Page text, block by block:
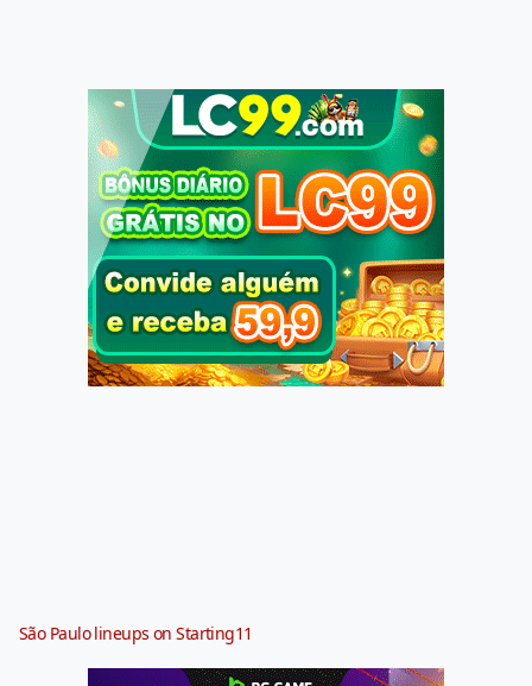
São Paulo lineups on Starting11